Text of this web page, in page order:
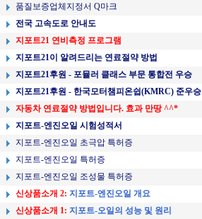
품질보증업체지정서 Q마크
전국 고속도로 안내도
지포트21 연비측정 프로그램
지포트21이 알려드리는 연료절약 방법
지포트21후원 - 포뮬러 클래스 부문 통합전 우승
지포트21후원 - 한국모터챔피온쉽(KMRC) 준우승
자동차 연료절약 방법입니다. 효과 만땅 ^^*
지포트-엔진오일 시험성적서
지포트-엔진오일 초극압 특허증
지포트-엔진오일 특허증
지포트-엔진오일 조성물 특허증
신상품소개 2: 지포트-엔진오일 개요
신상품소개 1: 지포트-오일의 성능 및 원리